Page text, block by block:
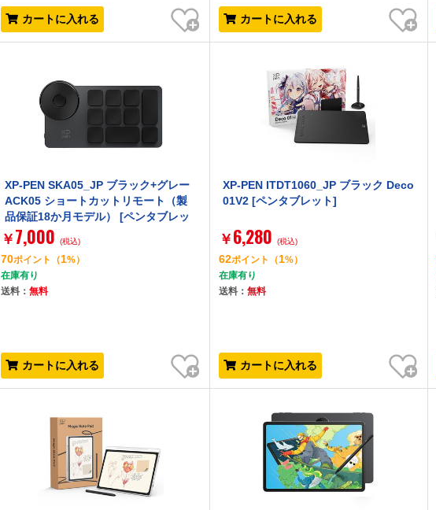
カートに入れる
お気に入り
カートに入れる
お気に入り
XP-PEN SKA05_JP ブラック+グレー
ACK05 ショートカットリモート（製
品保証18か月モデル） [ペンタブレッ
ト]
￥ 7,000 (税込)
70ポイント （1%）
在庫有り
送料：無料
カートに入れる
お気に入り
XP-PEN ITDT1060_JP ブラック Deco
01V2 [ペンタブレット]
￥ 6,280 (税込)
62ポイント （1%）
在庫有り
送料： 無料
カートに入れる
お気に入り